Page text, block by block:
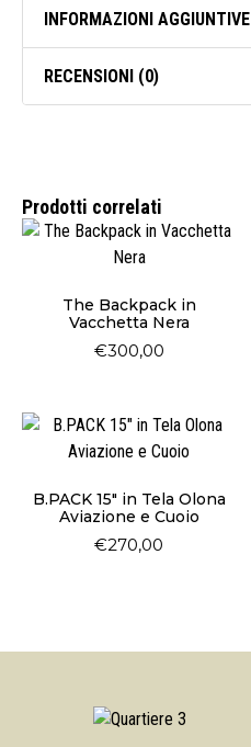
INFORMAZIONI AGGIUNTIVE
RECENSIONI (0)
Prodotti correlati
The Backpack in
Vacchetta Nera
€300,00
B.PACK 15″ in Tela Olona
Aviazione e Cuoio
€270,00